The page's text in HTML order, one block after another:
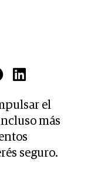
el
más
seguro.